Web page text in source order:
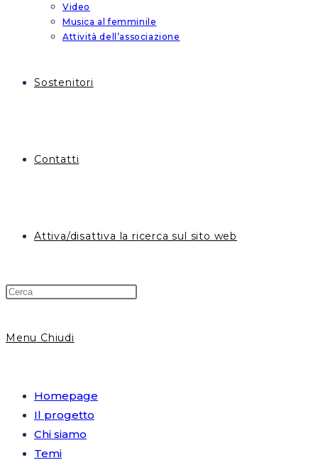
Video
Musica al femminile
Attività dell’associazione
Sostenitori
Contatti
Attiva/disattiva la ricerca sul sito web
Menu Chiudi
Homepage
Il progetto
Chi siamo
Temi